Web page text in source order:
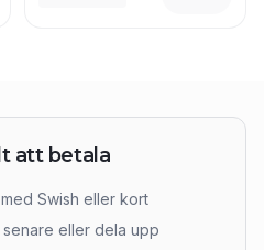
att betala
Swish eller kort
eller dela upp